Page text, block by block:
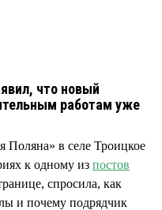
что новый
работам уже
Поляна» в селе Троицкое
к одному из постов
спросила, как
и почему подрядчик